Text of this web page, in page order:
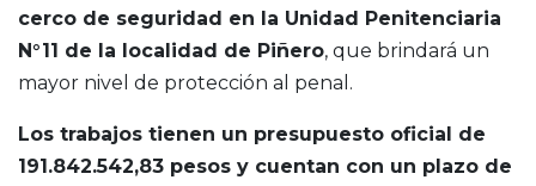
cerco de seguridad en la Unidad Penitenciaria
N°11 de la localidad de Piñero, que brindará un
mayor nivel de protección al penal.
Los trabajos tienen un presupuesto oficial de
191.842.542,83 pesos y cuentan con un plazo de